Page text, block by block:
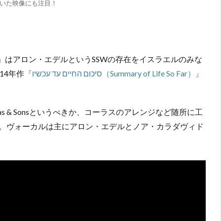
た映像にも注目！
年作
『סיכום החיים עד עכשיו（Summary of Life So Far）』
& Sonsというべきか、コーラスのアレンジなど随所に工
ォーカルは主にアロン・エデルとノア・カラダヴィド